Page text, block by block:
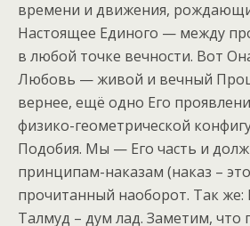
времени и движения,
Настоящее Единого — между
в любой точке вечности. Вот
Любовь — живой и вечный
вернее, ещё одно Его
физико-геометрической
Подобия. Мы — Его часть и
принципам-наказам (наказ –
прочитанный наоборот. Так же:
Талмуд – дум лад. Заметим, что